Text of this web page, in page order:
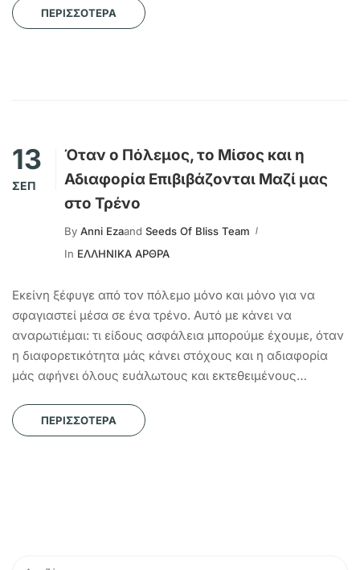
ΠΕΡΙΣΣΌΤΕΡΑ
13
ΣΕΠ
Όταν ο Πόλεμος, το Μίσος και η
Αδιαφορία Επιβιβάζονται Μαζί μας
στο Τρένο
By Anni Ezaand Seeds Of Bliss Team
In ΕΛΛΗΝΙΚΑ ΑΡΘΡΑ
Εκείνη ξέφυγε από τον πόλεμο μόνο και μόνο για να
σφαγιαστεί μέσα σε ένα τρένο. Αυτό με κάνει να
αναρωτιέμαι: τι είδους ασφάλεια μπορούμε έχουμε, όταν
η διαφορετικότητα μάς κάνει στόχους και η αδιαφορία
μάς αφήνει όλους ευάλωτους και εκτεθειμένους…
ΠΕΡΙΣΣΌΤΕΡΑ